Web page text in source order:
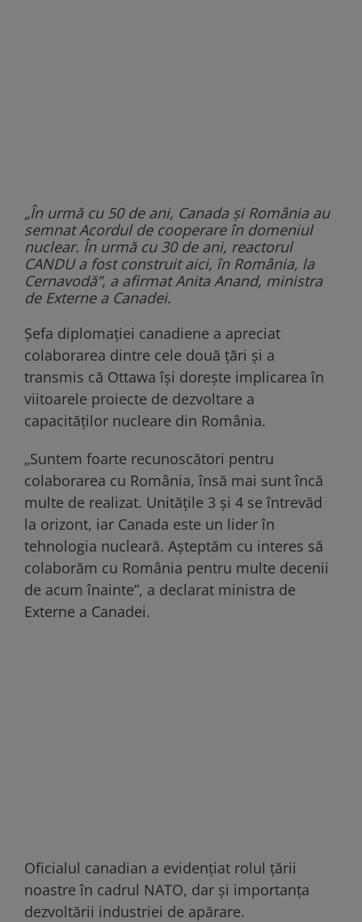
„În urmă cu 50 de ani, Canada și România au
semnat Acordul de cooperare în domeniul
nuclear. În urmă cu 30 de ani, reactorul
CANDU a fost construit aici, în România, la
Cernavodă”, a afirmat Anita Anand, ministra
de Externe a Canadei.
Șefa diplomației canadiene a apreciat
colaborarea dintre cele două țări și a
transmis că Ottawa își dorește implicarea în
viitoarele proiecte de dezvoltare a
capacităților nucleare din România.
„Suntem foarte recunoscători pentru
colaborarea cu România, însă mai sunt încă
multe de realizat. Unitățile 3 și 4 se întrevăd
la orizont, iar Canada este un lider în
tehnologia nucleară. Așteptăm cu interes să
colaborăm cu România pentru multe decenii
de acum înainte”, a declarat ministra de
Externe a Canadei.
Oficialul canadian a evidențiat rolul țării
noastre în cadrul NATO, dar și importanța
dezvoltării industriei de apărare.